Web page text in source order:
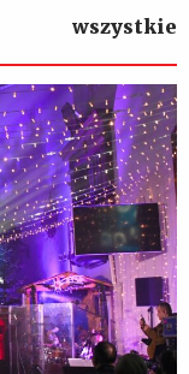
wszystkie